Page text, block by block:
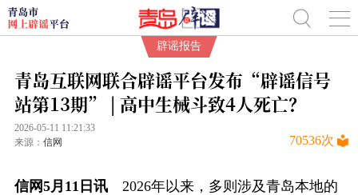
青岛互联网联合辟谣平台发布“辟谣信号
站第13期” | 高中生械斗致4人死亡？
2026-05-11 11:21:33
来源： 信网 70536次
信网5月11日讯2026年以来，多则涉及青岛本地的
辟谣报告